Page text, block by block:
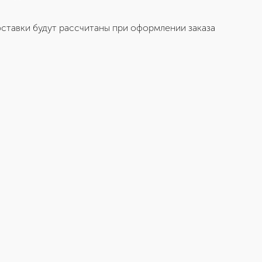
будут рассчитаны при оформлении заказа